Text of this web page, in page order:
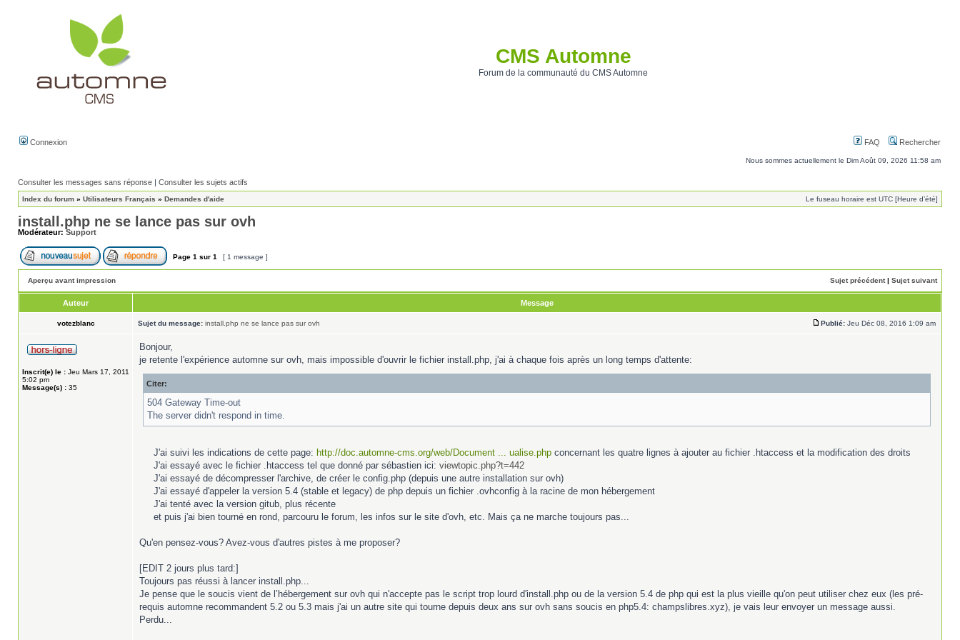
CMS Automne
Forum de la communauté du CMS Automne
Connexion FAQ Rechercher
Nous sommes actuellement le Dim Août 09, 2026 11:58 am
Consulter les messages sans réponse | Consulter les sujets actifs
Index du forum » Utilisateurs Français » Demandes d'aide Le fuseau horaire est UTC [Heure d’été]
install.php ne se lance pas sur ovh
Modérateur:Support
Page 1 sur 1 [ 1 message ]
Aperçu avant impression Sujet précédent| Sujet suivant
Auteur Message
votezblanc Sujet du message: install.php ne se lance pas sur ovh Publié: Jeu Déc 08, 2016 1:09 am
Inscrit(e) le : Jeu Mars 17, 2011
5:02 pm
Message(s) : 35
Bonjour,
je retente l'expérience automne sur ovh, mais impossible d'ouvrir le fichier install.php, j'ai à chaque fois après un long temps d'attente:
Citer:
504 Gateway Time-out
The server didn't respond in time.
J'ai suivi les indications de cette page: http://doc.automne-cms.org/web/Document ... ualise.phpconcernant les quatre lignes à ajouter au fichier .htaccess et la modification des droits
J'ai essayé avec le fichier .htaccess tel que donné par sébastien ici: viewtopic.php?t=442
J'ai essayé de décompresser l'archive, de créer le config.php (depuis une autre installation sur ovh)
J'ai essayé d'appeler la version 5.4 (stable et legacy) de php depuis un fichier .ovhconfig à la racine de mon hébergement
J'ai tenté avec la version gitub, plus récente
et puis j'ai bien tourné en rond, parcouru le forum, les infos sur le site d'ovh, etc. Mais ça ne marche toujours pas...
Qu'en pensez-vous? Avez-vous d'autres pistes à me proposer?
[EDIT 2 jours plus tard:]
Toujours pas réussi à lancer install.php...
Je pense que le soucis vient de l’hébergement sur ovh qui n'accepte pas le script trop lourd d'install.php ou de la version 5.4 de php qui est la plus vieille qu'on peut utiliser chez eux (les pré-
requis automne recommandent 5.2 ou 5.3 mais j'ai un autre site qui tourne depuis deux ans sur ovh sans soucis en php5.4: champslibres.xyz), je vais leur envoyer un message aussi.
Perdu...